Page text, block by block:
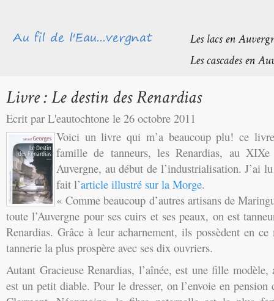
Ecrit par L'eautochtone le 26 octobre 2011
Voici un livre qui m’a beaucoup plu! ce livre
famille de tanneurs, les Renardias, au
Auvergne, au début de l’industrialisation. J’ai
fait l’article illustré sur la Morge.
« Comme beaucoup d’autres artisans de
toute l’Auvergne pour ses cuirs et ses peaux, on est
Renardias. Grâce à leur acharnement, ils possèdent en
tannerie la plus prospère avec ses dix ouvriers.
Autant Gracieuse Renardias, l’aînée, est une fille
est un petit diable. Pour le dresser, on l’envoie en pension